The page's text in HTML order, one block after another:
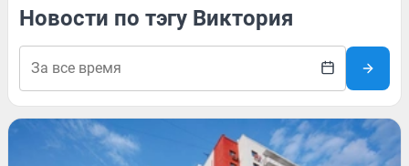
Новости по тэгу Виктория